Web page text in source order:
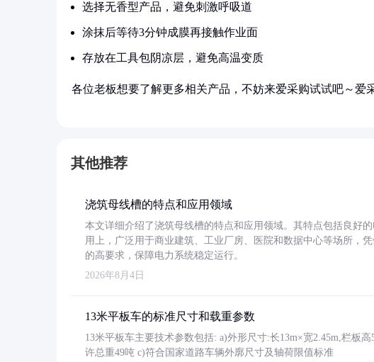
选择无香型产品，避免刺激呼吸道
涂抹后等待3分钟成膜再接触作业面
存放在工具包阴凉层，避免高温变质
各位老板想要了解更多相关产品，不妨来爱采购试试吧～爱
其他推荐
浇筑母线槽的特点和应用领域
本文详细介绍了浇筑母线槽的特点和应用领域。其特点包括良好
用上，广泛用于商业建筑、工业厂房、医院和数据中心等场所，
的高要求，保障电力系统稳定运行。
2026年8月4日
13米平板车的标准尺寸和载重参数
13米平板车主要技术参数包括: a)外形尺寸:长13m×宽2.45m,栏板
许总重49吨 c)符合国家道路车辆外廓尺寸及轴荷限值标准